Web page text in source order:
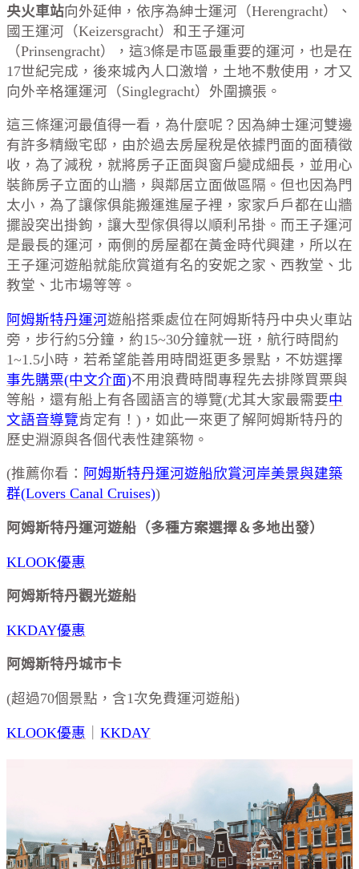
央火車站向外延伸，依序為紳士運河（Herengracht）、
國王運河（Keizersgracht）和王子運河
（Prinsengracht），這3條是市區最重要的運河，也是在
17世紀完成，後來城內人口激增，土地不敷使用，才又
向外辛格運運河（Singlegracht）外圍擴張。
這三條運河最值得一看，為什麼呢？因為紳士運河雙邊
有許多精緻宅邸，由於過去房屋稅是依據門面的面積徵
收，為了減稅，就將房子正面與窗戶變成細長，並用心
裝飾房子立面的山牆，與鄰居立面做區隔。但也因為門
太小，為了讓傢俱能搬運進屋子裡，家家戶戶都在山牆
擺設突出掛鉤，讓大型傢俱得以順利吊掛。而王子運河
是最長的運河，兩側的房屋都在黃金時代興建，所以在
王子運河遊船就能欣賞道有名的安妮之家、西教堂、北
教堂、北市場等等。
阿姆斯特丹運河遊船搭乘處位在阿姆斯特丹中央火車站
旁，步行約5分鐘，約15~30分鐘就一班，航行時間約
1~1.5小時，若希望能善用時間逛更多景點，不妨選擇
事先購票(中文介面)不用浪費時間專程先去排隊買票與
等船，還有船上有各國語言的導覽(尤其大家最需要中
文語音導覽肯定有！)，如此一來更了解阿姆斯特丹的
歷史淵源與各個代表性建築物。
(推薦你看： 阿姆斯特丹運河遊船欣賞河岸美景與建築
群(Lovers Canal Cruises))
阿姆斯特丹運河遊船（多種方案選擇＆多地出發）
KLOOK優惠
阿姆斯特丹觀光遊船
KKDAY優惠
阿姆斯特丹城市卡
(超過70個景點，含1次免費運河遊船)
KLOOK優惠 KKDAY